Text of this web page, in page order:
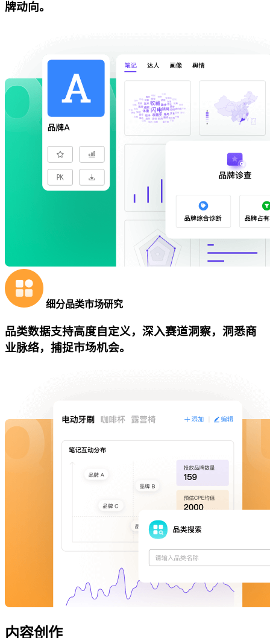
牌动向。
细分品类市场研究
品类数据支持高度自定义，深入赛道洞察，洞悉商
业脉络，捕捉市场机会。
内容创作